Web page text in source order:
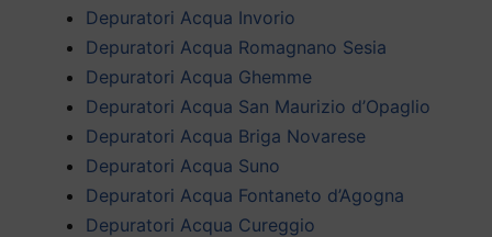
Depuratori Acqua Invorio
Depuratori Acqua Romagnano Sesia
Depuratori Acqua Ghemme
Depuratori Acqua San Maurizio d’Opaglio
Depuratori Acqua Briga Novarese
Depuratori Acqua Suno
Depuratori Acqua Fontaneto d’Agogna
Depuratori Acqua Cureggio